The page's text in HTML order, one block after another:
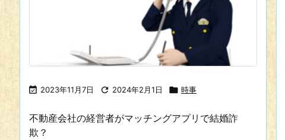
 2023年11月7日  2024年2月1日  時事
不動産会社の経営者がマッチングアプリで結婚詐
欺？